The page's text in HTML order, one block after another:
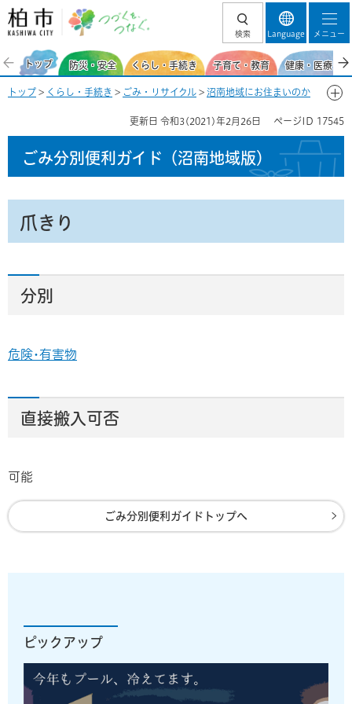
柏市 つづくを、
検索 Language メニュー
トップ 防災・安全 くらし・手続き 子育て・教育 健康・医療・
トップ > くらし・手続き > ごみ・リサイクル > 沼南地域にお住まいのか
更新日 令和3(2021)年2月26日 ページID 17545
ごみ分別便利ガイド （沼南地域版）
爪きり
分別
危険･有害物
直接搬入可否
可能
ごみ分別便利ガイドトップへ
ピックアップ